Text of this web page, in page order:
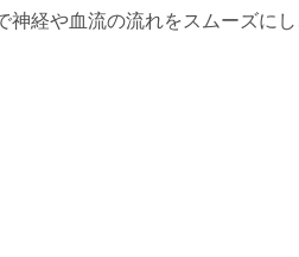
経や血流の流れをスムーズに